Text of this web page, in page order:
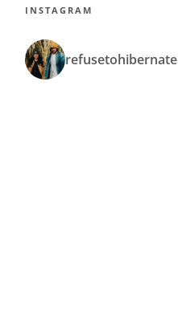
INSTAGRAM
refusetohibernate